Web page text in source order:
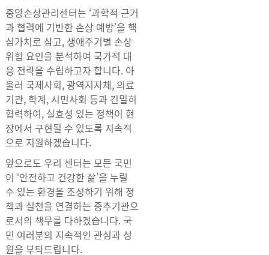
중앙손상관리센터는 ‘과학적 근거
과 협력에 기반한 손상 예방’을 핵
심가치로 삼고, 생애주기별 손상
위험 요인을 분석하여 국가적 대
응 전략을 수립하고자 합니다. 아
울러 국제사회, 광역지자체, 의료
기관, 학계, 시민사회 등과 긴밀히
협력하여, 실효성 있는 정책이 현
장에서 구현될 수 있도록 지속적
으로 지원하겠습니다.
앞으로도 우리 센터는 모든 국민
이 ‘안전하고 건강한 삶’을 누릴
수 있는 환경을 조성하기 위해 정
책과 실천을 연결하는 중추기관으
로서의 책무를 다하겠습니다. 국
민 여러분의 지속적인 관심과 성
원을 부탁드립니다.